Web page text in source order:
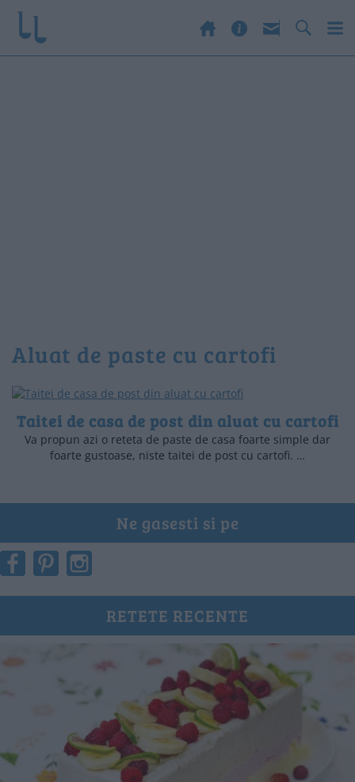
aluat de paste cu cartofi
Taitei de casa de post din aluat cu cartofi
Va propun azi o reteta de paste de casa foarte simple dar
foarte gustoase, niste taitei de post cu cartofi. …
Ne gasesti si pe
RETETE RECENTE